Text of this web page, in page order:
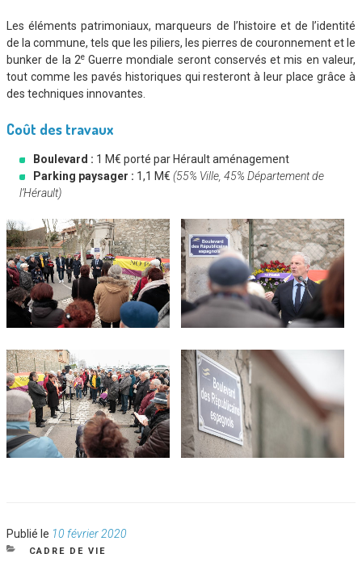
Les éléments patrimoniaux, marqueurs de l’histoire et de l’identité
de la commune, tels que les piliers, les pierres de couronnement et le
bunker de la 2eGuerre mondiale seront conservés et mis en valeur,
tout comme les pavés historiques qui resteront à leur place grâce à
des techniques innovantes.
Coût des travaux
Boulevard : 1 M€ porté par Hérault aménagement
Parking paysager : 1,1 M€ (55% Ville, 45% Département de
l’Hérault)
Publié le Publié
le
10 février 2020
CATÉGORIES
CADRE DE VIE